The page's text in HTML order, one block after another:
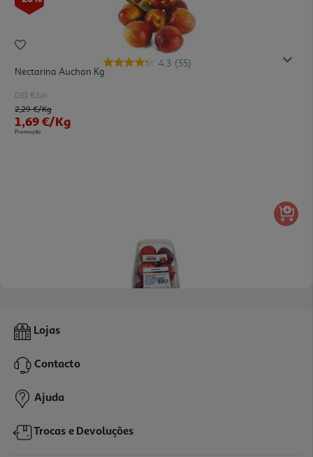
4.3 (55)
Nectarina Auchan Kg
0.51 €/un
Price reduced from
2,29 €/Kgto
1,69 €/Kg
Promoção
Nectarina Auchan 1 Kg
1,69 €
Lojas
Contacto
Ajuda
Trocas e Devoluções